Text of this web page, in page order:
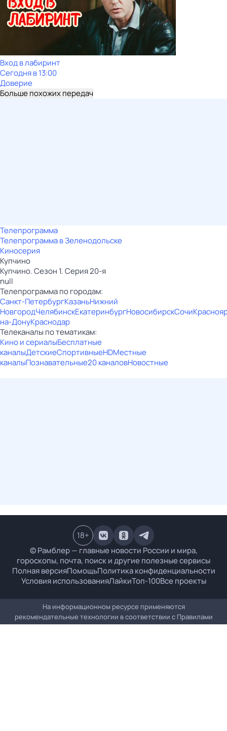
Вход в лабиринт
Сегодня в 13:00
Доверие
Больше похожих передач
Телепрограмма
Телепрограмма в Зеленодольске
Киносерия
Купчино
Купчино. Сезон 1. Серия 20-я
null
Телепрограмма по городам:
Санкт-ПетербургКазаньНижний
НовгородЧелябинскЕкатеринбургНовосибирскСочи
на-ДонуКраснодар
Телеканалы по тематикам:
Кино и сериалыБесплатные
каналыДетскиеСпортивныеHDМестные
каналыПознавательные20 каналовНовостные
© Рамблер — главные новости России и мира,
гороскопы, почта, поиск и другие полезные сервисы
Полная версияПомощьПолитика конфиденциальности
Условия использованияЛайкиТоп-100Все проекты
18+
На информационном ресурсе применяются
рекомендательные технологии в соответствии с Правилами